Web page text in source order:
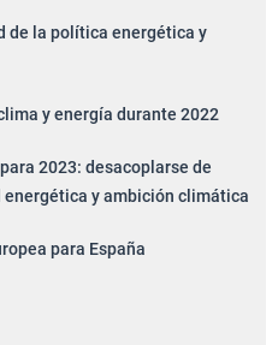
de la política energética y
y energía durante 2022
2023: desacoplarse de
y ambición climática
para España